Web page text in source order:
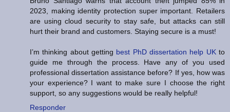
2023, making identity protection super important. Retailers
are using cloud security to stay safe, but attacks can still
hurt their brand and customers. Staying secure is a must!
I’m thinking about getting best PhD dissertation help UKto
guide me through the process. Have any of you used
professional dissertation assistance before? If yes, how was
your experience? I want to make sure I choose the right
support, so any suggestions would be really helpful!
Responder